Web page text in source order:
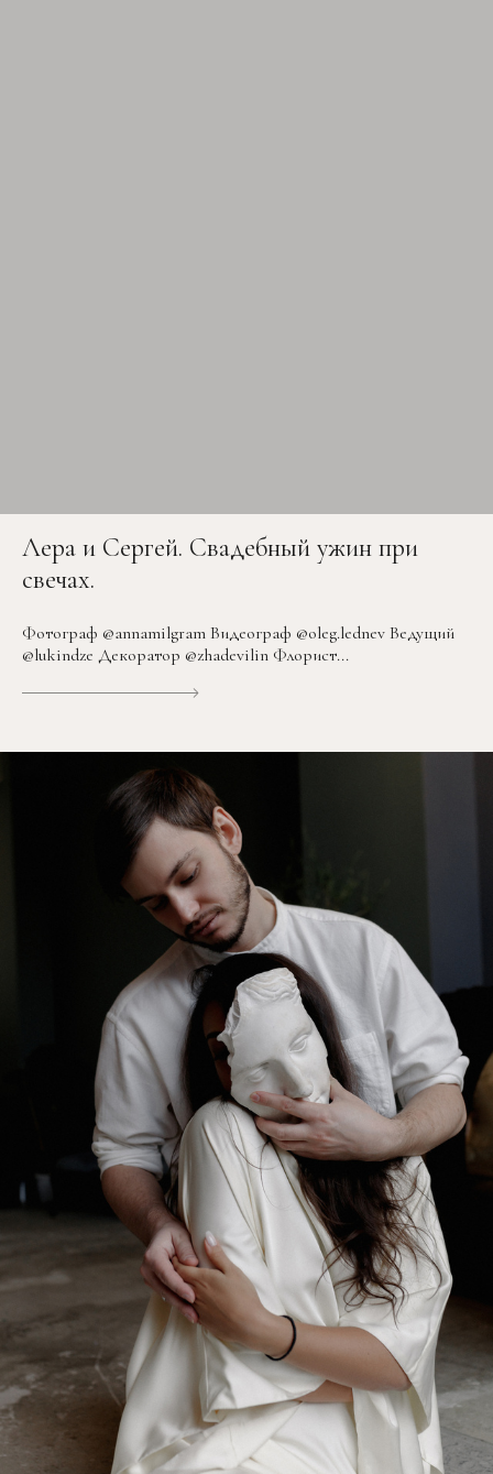
Лера и Сергей. Свадебный ужин при
свечах.
Фотограф @annamilgram Видеограф @oleg.lednev Ведущий
@lukindze Декоратор @zhadevilin Флорист...